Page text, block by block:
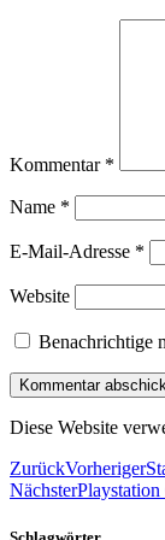
Kommentar *
Name *
E-Mail-Adresse *
Website
Benachrichtige
Diese Website
ZurückVorheriger
NächsterPlaystation